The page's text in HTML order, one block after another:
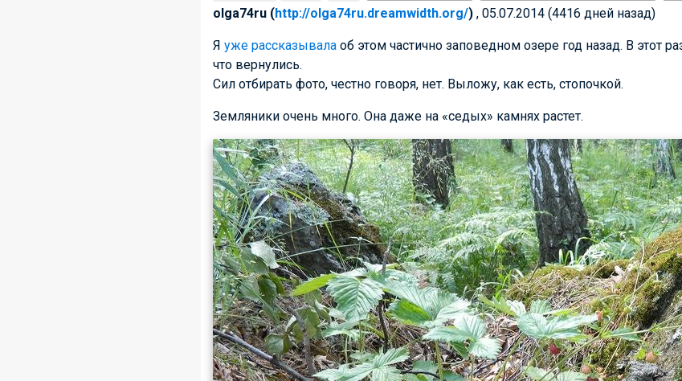
olga74ru (http://olga74ru.dreamwidth.org/) , 05.07.2014 (4416 дней назад)
Я уже рассказывала об этом частично заповедном озере год назад. В этот
что вернулись.
Сил отбирать фото, честно говоря, нет. Выложу, как есть, стопочкой.
Земляники очень много. Она даже на «седых» камнях растет.